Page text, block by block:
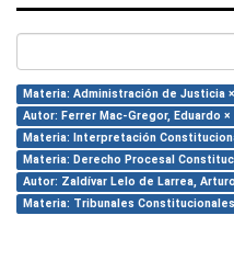
Materia: Administración de Justicia ×
Autor: Ferrer Mac-Gregor, Eduardo ×
Materia: Interpretación
Materia: Derecho Procesal
Autor: Zaldívar Lelo de Larrea,
Materia: Tribunales